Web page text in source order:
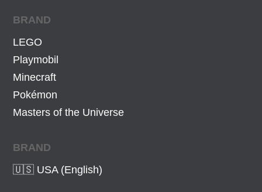
BRAND
LEGO
Playmobil
Minecraft
Pokémon
Masters of the Universe
BRAND
🇺🇸 USA (English)